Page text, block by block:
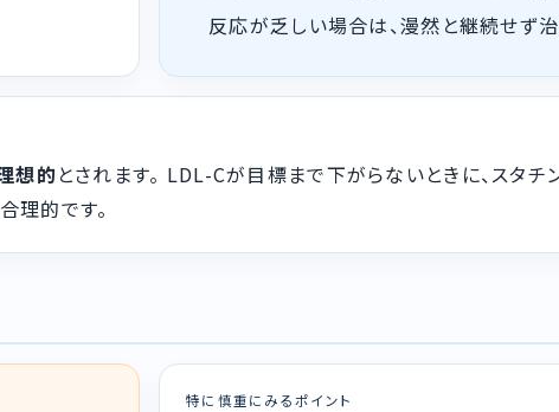
反応が乏しい場合は、漫然と継続せず
想的 とされます。 LDL-Cが目標まで下がらないときに、スタチ
理的です。
特に慎重にみるポイント